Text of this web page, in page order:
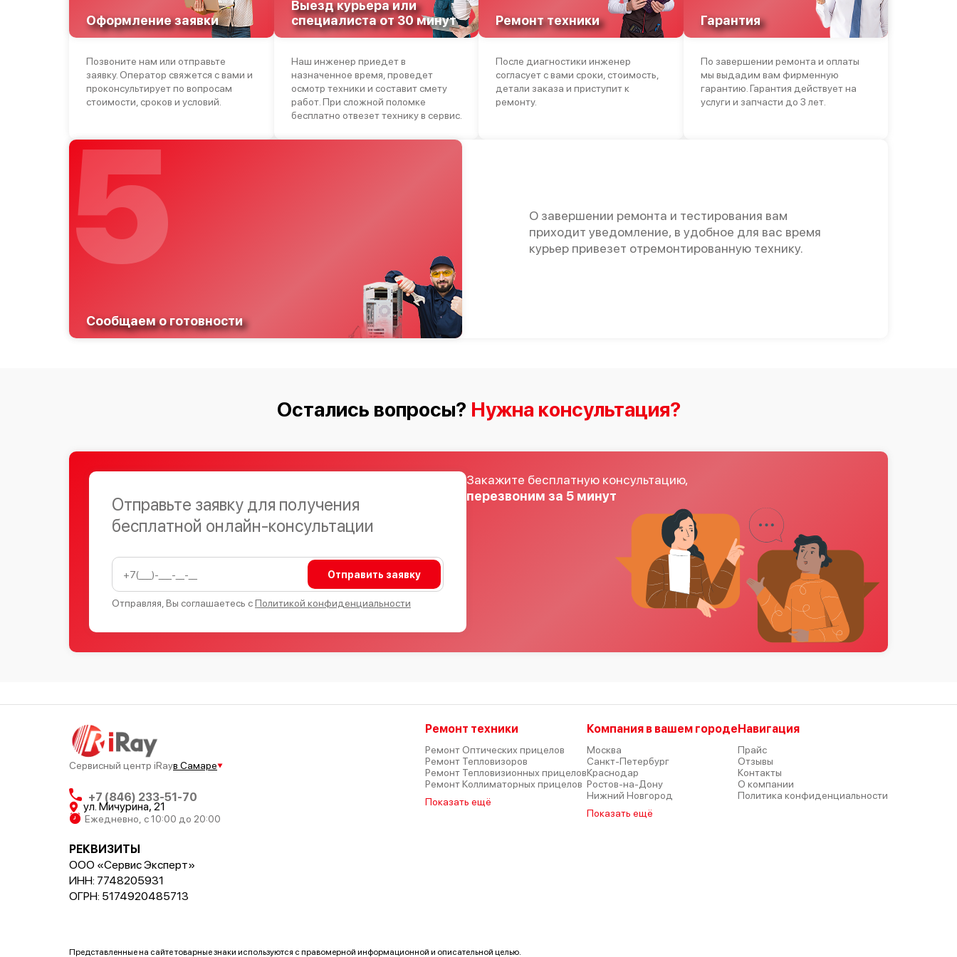
Оформление заявки
Позвоните нам или отправьте
заявку. Оператор свяжется с вами и
проконсультирует по вопросам
стоимости, сроков и условий.
Выезд курьера или
специалиста от 30 минут
Наш инженер приедет в
назначенное время, проведет
осмотр техники и составит смету
работ. При сложной поломке
бесплатно отвезет технику в сервис.
Ремонт техники
После диагностики инженер
согласует с вами сроки, стоимость,
детали заказа и приступит к
ремонту.
Гарантия
По завершении ремонта и оплаты
мы выдадим вам фирменную
гарантию. Гарантия действует на
услуги и запчасти до 3 лет.
5
Сообщаем о готовности
О завершении ремонта и тестирования вам
приходит уведомление, в удобное для вас время
курьер привезет отремонтированную технику.
Остались вопросы? Нужна консультация?
Отправьте заявку для получения
бесплатной онлайн-консультации
Отправить заявку
Отправляя, Вы соглашаетесь сПолитикой конфиденциальности
Закажите бесплатную консультацию,
перезвоним за 5 минут
Сервисный центр iRayв Самаре
+7 (846) 233-51-70
ул. Мичурина, 21
Ежедневно, с 10:00 до 20:00
РЕКВИЗИТЫ
ООО «Сервис Эксперт»
ИНН: 7748205931
ОГРН: 5174920485713
Ремонт техники
Ремонт Оптических прицелов
Ремонт Тепловизоров
Ремонт Тепловизионных прицелов
Ремонт Коллиматорных прицелов
Показать ещё
Компания в вашем городе
Москва
Санкт-Петербург
Краснодар
Ростов-на-Дону
Нижний Новгород
Показать ещё
Навигация
Прайс
Отзывы
Контакты
О компании
Политика конфиденциальности
Представленные на сайте товарные знаки используются с правомерной информационной и описательной целью.